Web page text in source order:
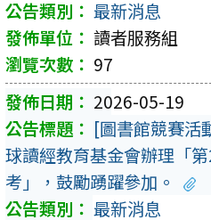
最新消息
讀者服務組
97
2026-05-19
[圖書館競賽活
球讀經教育基金會辦理「
考」，鼓勵踴躍參加。
最新消息